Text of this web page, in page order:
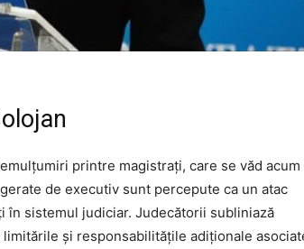
printre magistrați, care se văd acum
de executiv sunt percepute ca un atac
sistemul judiciar. Judecătorii subliniază
și responsabilitățile adiționale